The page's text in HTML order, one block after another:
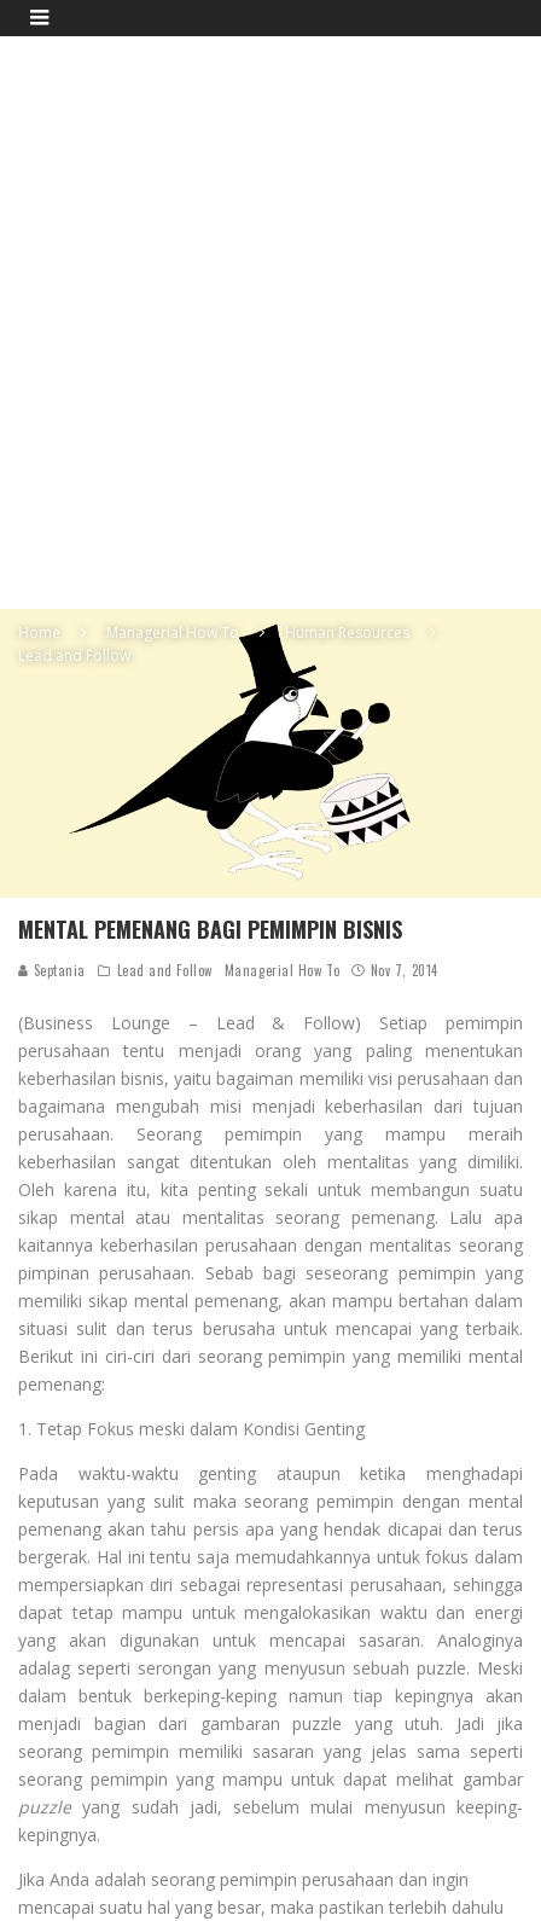
Home Managerial How To
Human Resources
Lead and Follow
MENTAL PEMENANG BAGI PEMIMPIN BISNIS
Septania Lead and Follow Managerial How To Nov 7, 2014
(Business Lounge – Lead & Follow) Setiap pemimpin
perusahaan tentu menjadi orang yang paling menentukan
keberhasilan bisnis, yaitu bagaiman memiliki visi perusahaan dan
bagaimana mengubah misi menjadi keberhasilan dari tujuan
perusahaan. Seorang pemimpin yang mampu meraih
keberhasilan sangat ditentukan oleh mentalitas yang dimiliki.
Oleh karena itu, kita penting sekali untuk membangun suatu
sikap mental atau mentalitas seorang pemenang. Lalu apa
kaitannya keberhasilan perusahaan dengan mentalitas seorang
pimpinan perusahaan. Sebab bagi seseorang pemimpin yang
memiliki sikap mental pemenang, akan mampu bertahan dalam
situasi sulit dan terus berusaha untuk mencapai yang terbaik.
Berikut ini ciri-ciri dari seorang pemimpin yang memiliki mental
pemenang:
1. Tetap Fokus meski dalam Kondisi Genting
Pada waktu-waktu genting ataupun ketika menghadapi
keputusan yang sulit maka seorang pemimpin dengan mental
pemenang akan tahu persis apa yang hendak dicapai dan terus
bergerak. Hal ini tentu saja memudahkannya untuk fokus dalam
mempersiapkan diri sebagai representasi perusahaan, sehingga
dapat tetap mampu untuk mengalokasikan waktu dan energi
yang akan digunakan untuk mencapai sasaran. Analoginya
adalag seperti serongan yang menyusun sebuah puzzle. Meski
dalam bentuk berkeping-keping namun tiap kepingnya akan
menjadi bagian dari gambaran puzzle yang utuh. Jadi jika
seorang pemimpin memiliki sasaran yang jelas sama seperti
seorang pemimpin yang mampu untuk dapat melihat gambar
puzzleyang sudah jadi, sebelum mulai menyusun keeping-
kepingnya.
Jika Anda adalah seorang pemimpin perusahaan dan ingin
mencapai suatu hal yang besar, maka pastikan terlebih dahulu